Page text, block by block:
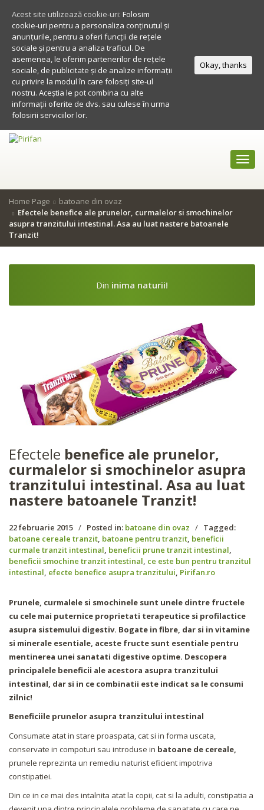
Home Page
batoane din ovaz
Efectele benefice ale prunelor, curmalelor si smochinelor
asupra tranzitului intestinal. Asa au luat nastere batoanele
Tranzit!
Din inima naturii!
Efectele benefice ale prunelor,
curmalelor si smochinelor asupra
tranzitului intestinal. Asa au luat
nastere batoanele Tranzit!
22 februarie 2015 / Posted in: batoane din ovaz / Tagged:
batoane cereale tranzit, batoane pentru tranzit, beneficii
curmale tranzit intestinal, beneficii prune tranzit intestinal,
beneficii smochine tranzit intestinal, ce este bun pentru tranzitul
intestinal, efecte benefice asupra tranzitului, Pirifan.ro
Prunele, curmalele si smochinele sunt unele dintre fructele
cu cele mai puternice proprietati terapeutice si profilactice
asupra sistemului digestiv. Bogate in fibre, dar si in vitamine
si minerale esentiale, aceste fructe sunt esentiale pentru
mentinerea unei sanatati digestive optime. Descopera
principalele beneficii ale acestora asupra tranzitului
intestinal, dar si in ce combinatii este indicat sa le consumi
zilnic!
Beneficiile prunelor asupra tranzitului intestinal
Consumate atat in stare proaspata, cat si in forma uscata,
conservate in compoturi sau introduse in batoane de cereale,
prunele reprezinta un remediu naturist eficient impotriva
constipatiei.
Din ce in ce mai des intalnita atat la copii, cat si la adulti, constipatia a
Acest site utilizează cookie-uri: Folosim
cookie-uri pentru a personaliza conținutul și
anunțurile, pentru a oferi funcții de rețele
sociale și pentru a analiza traficul. De
asemenea, le oferim partenerilor de rețele
sociale, de publicitate și de analize informații
cu privire la modul în care folosiți site-ul
nostru. Aceștia le pot combina cu alte
informații oferite de dvs. sau culese în urma
folosirii serviciilor lor.
Okay, thanks